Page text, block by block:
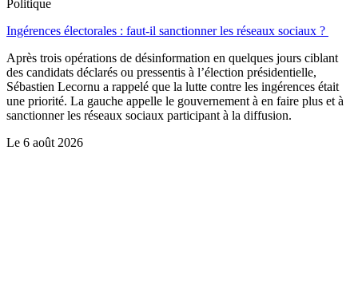
Politique
Ingérences électorales : faut-il sanctionner les réseaux sociaux ?
Après trois opérations de désinformation en quelques jours ciblant
des candidats déclarés ou pressentis à l’élection présidentielle,
Sébastien Lecornu a rappelé que la lutte contre les ingérences était
une priorité. La gauche appelle le gouvernement à en faire plus et à
sanctionner les réseaux sociaux participant à la diffusion.
Le 6 août 2026